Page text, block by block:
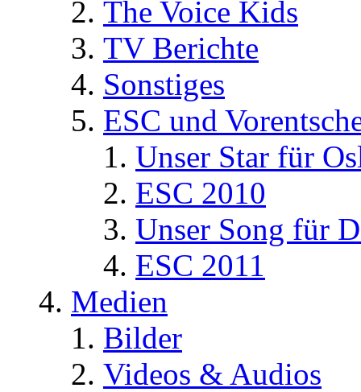
The Voice Kids
TV Berichte
Sonstiges
ESC und
Unser Star für
ESC 2010
Unser Song für
ESC 2011
Medien
Bilder
Videos & Audios